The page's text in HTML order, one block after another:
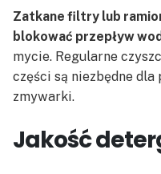
Zatkane filtry lub
blokować przepływ
mycie. Regularne
części są niezbędne dla
zmywarki.
Jakość